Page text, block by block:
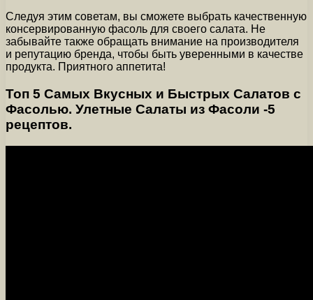
Следуя этим советам, вы сможете выбрать качественную
консервированную фасоль для своего салата. Не
забывайте также обращать внимание на производителя
и репутацию бренда, чтобы быть уверенными в качестве
продукта. Приятного аппетита!
Топ 5 Самых Вкусных и Быстрых Салатов с
Фасолью. Улетные Салаты из Фасоли -5
рецептов.